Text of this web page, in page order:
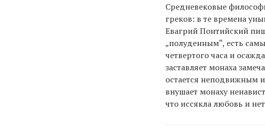
Средневековые
греков: в те времена
Евагрий Понтийский
„полуденным“, есть
четвертого часа и
заставляет монаха
остается неподвижным
внушает монаху
что иссякла любовь и